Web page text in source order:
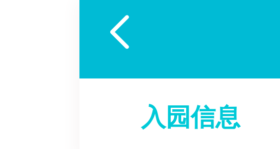

入园信息